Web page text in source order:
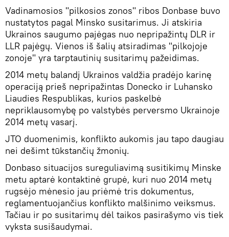
Vadinamosios "pilkosios zonos" ribos Donbase buvo
nustatytos pagal Minsko susitarimus. Ji atskiria
Ukrainos saugumo pajėgas nuo nepripažintų DLR ir
LLR pajėgų. Vienos iš šalių atsiradimas "pilkojoje
zonoje" yra tarptautinių susitarimų pažeidimas.
2014 metų balandį Ukrainos valdžia pradėjo karinę
operaciją prieš nepripažintas Donecko ir Luhansko
Liaudies Respublikas, kurios paskelbė
nepriklausomybę po valstybės perversmo Ukrainoje
2014 metų vasarį.
JTO duomenimis, konflikto aukomis jau tapo daugiau
nei dešimt tūkstančių žmonių.
Donbaso situacijos sureguliavimą susitikimų Minske
metu aptarė kontaktinė grupė, kuri nuo 2014 metų
rugsėjo mėnesio jau priėmė tris dokumentus,
reglamentuojančius konflikto malšinimo veiksmus.
Tačiau ir po susitarimų dėl taikos pasirašymo vis tiek
vyksta susišaudymai.